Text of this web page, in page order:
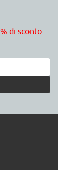
di sconto